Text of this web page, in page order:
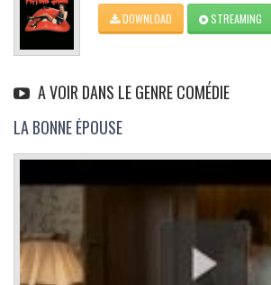
DOWNLOAD STREAMING
A VOIR DANS LE GENRE COMÉDIE
LA BONNE ÉPOUSE